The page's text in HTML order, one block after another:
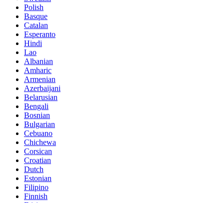
Polish
Basque
Catalan
Esperanto
Hindi
Lao
Albanian
Amharic
Armenian
Azerbaijani
Belarusian
Bengali
Bosnian
Bulgarian
Cebuano
Chichewa
Corsican
Croatian
Dutch
Estonian
Filipino
Finnish